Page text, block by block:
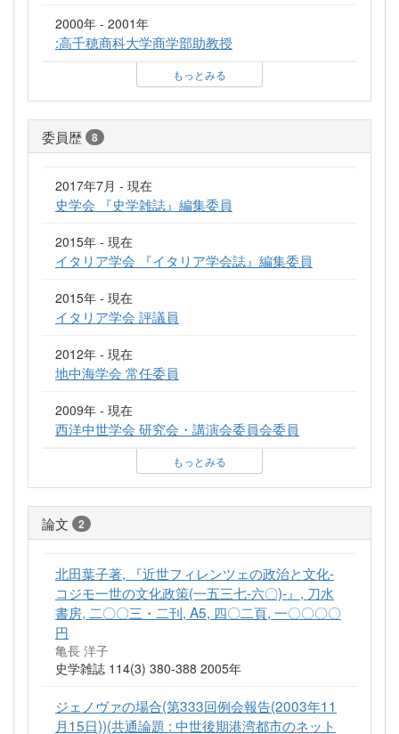
2000年 - 2001年
:高千穂商科大学商学部助教授
もっとみる
委員歴 8
2017年7月 - 現在
史学会 『史学雑誌』編集委員
2015年 - 現在
イタリア学会 『イタリア学会誌』編集委員
2015年 - 現在
イタリア学会 評議員
2012年 - 現在
地中海学会 常任委員
2009年 - 現在
西洋中世学会 研究会・講演会委員会委員
もっとみる
論文 2
北田葉子著, 『近世フィレンツェの政治と文化-
コジモ一世の文化政策(一五三七-六〇)-』, 刀水
書房, 二〇〇三・二刊, A5, 四〇二頁, 一〇〇〇〇
円
亀長 洋子
史学雑誌 114(3) 380-388 2005年
ジェノヴァの場合(第333回例会報告(2003年11
月15日))(共通論題 : 中世後期港湾都市のネット